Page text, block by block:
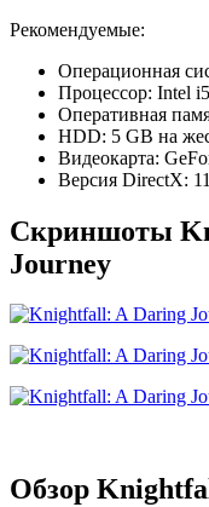
Рекомендуемые:
Операционная
Процессор: Intel
Оперативная
HDD: 5 GB на
Видеокарта:
Версия DirectX: 11
Скриншоты
Journey
Обзор